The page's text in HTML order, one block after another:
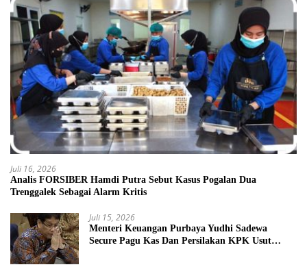
Juli 16, 2026
Analis FORSIBER Hamdi Putra Sebut Kasus Pogalan Dua
Trenggalek Sebagai Alarm Kritis
Juli 15, 2026
Menteri Keuangan Purbaya Yudhi Sadewa
Secure Pagu Kas Dan Persilakan KPK Usut